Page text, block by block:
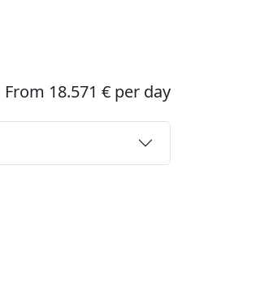
From 18.571 € per day